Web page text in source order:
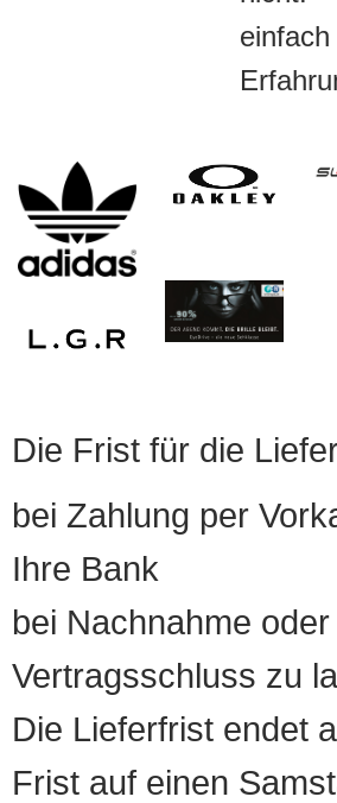
Die Frist für die
bei Zahlung per
Ihre Bank
bei Nachnahme
Vertragsschluss zu
Die Lieferfrist endet
Frist auf einen